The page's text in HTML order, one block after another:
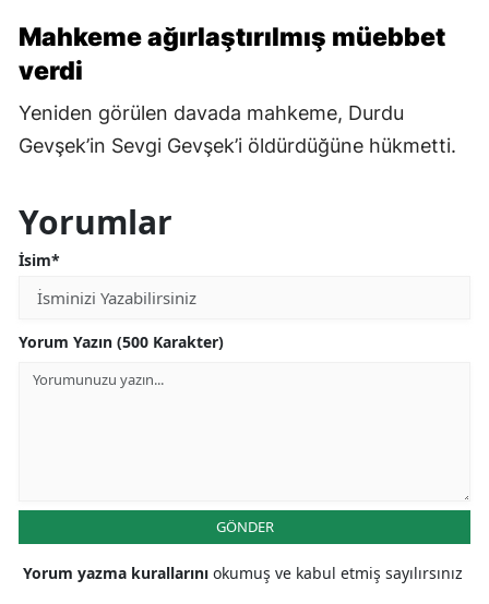
Mahkeme ağırlaştırılmış müebbet
verdi
Yeniden görülen davada mahkeme, Durdu
Gevşek’in Sevgi Gevşek’i öldürdüğüne hükmetti.
Yorumlar
İsim*
Yorum Yazın (500 Karakter)
GÖNDER
Yorum yazma kurallarını okumuş ve kabul etmiş sayılırsınız